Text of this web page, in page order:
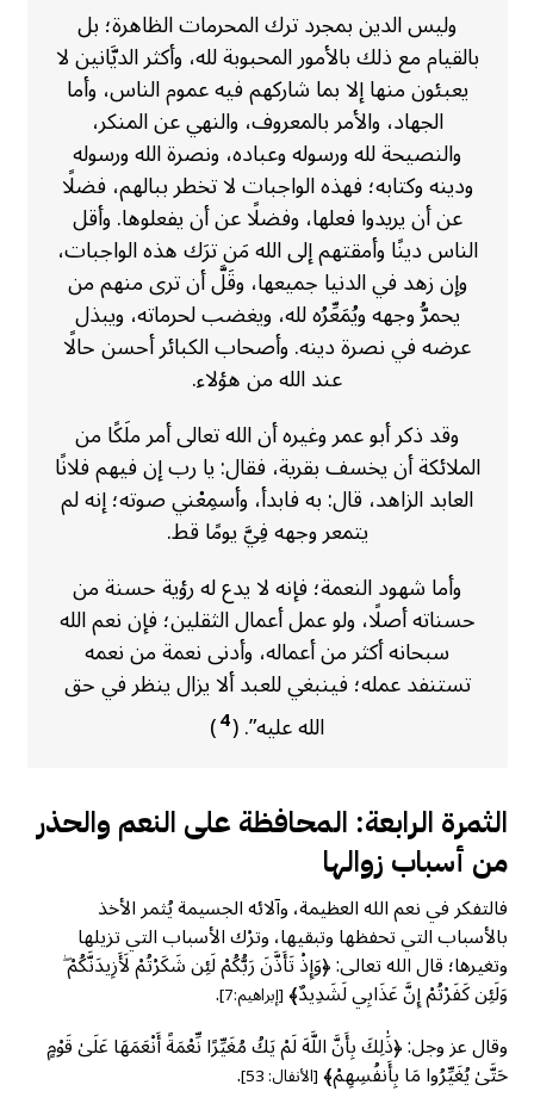
وليس الدين بمجرد ترك المحرمات الظاهرة؛ بل
بالقيام مع ذلك بالأمور المحبوبة لله، وأكثر الديَّانين لا
يعبئون منها إلا بما شاركهم فيه عموم الناس، وأما
الجهاد، والأمر بالمعروف، والنهي عن المنكر،
والنصيحة لله ورسوله وعباده، ونصرة الله ورسوله
ودينه وكتابه؛ فهذه الواجبات لا تخطر ببالهم، فضلًا
عن أن يريدوا فعلها، وفضلًا عن أن يفعلوها. وأقل
الناس دينًا وأمقتهم إلى الله مَن ترَك هذه الواجبات،
وإن زهد في الدنيا جميعها، وقَلَّ أن ترى منهم من
يحمرُّ وجهه ويُمَعِّرُه لله، ويغضب لحرماته، ويبذل
عرضه في نصرة دينه. وأصحاب الكبائر أحسن حالًا
عند الله من هؤلاء.
وقد ذكر أبو عمر وغيره أن الله تعالى أمر ملَكًا من
الملائكة أن يخسف بقرية، فقال: يا رب إن فيهم فلانًا
العابد الزاهد، قال: به فابدأ، وأسمِعْني صوته؛ إنه لم
يتمعر وجهه فِيَّ يومًا قط.
وأما شهود النعمة؛ فإنه لا يدع له رؤية حسنة من
حسناته أصلًا، ولو عمل أعمال الثقلين؛ فإن نعم الله
سبحانه أكثر من أعماله، وأدنى نعمة من نعمه
تستنفد عمله؛ فينبغي للعبد ألا يزال ينظر في حق
الله عليه”. (4
)
الثمرة الرابعة: المحافظة على النعم والحذر
من أسباب زوالها
فالتفكر في نعم الله العظيمة، وآلائه الجسيمة يُثمر الأخذ
بالأسباب التي تحفظها وتبقيها، وترْك الأسباب التي تزيلها
وتغيرها؛ قال الله تعالى: ﴿وَإِذْ تَأَذَّنَ رَبُّكُمْ لَئِن شَكَرْتُمْ لَأَزِيدَنَّكُمْ ۖ
وَلَئِن كَفَرْتُمْ إِنَّ عَذَابِي لَشَدِيدٌ﴾[إبراهيم:7] .
وقال عز وجل: ﴿ذَٰلِكَ بِأَنَّ اللَّهَ لَمْ يَكُ مُغَيِّرًا نِّعْمَةً أَنْعَمَهَا عَلَىٰ قَوْمٍ
حَتَّىٰ يُغَيِّرُوا مَا بِأَنفُسِهِمْ﴾[الأنفال: 53]
.